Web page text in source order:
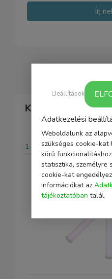
Írj
Kapcsolódó
1-2 nap
Adatkezelési
Weboldalunk az
szükséges cookie-kat
körű
statisztika, személyre
cookie-kat
információkat az
tájékoztatóban talál.
Beállítások